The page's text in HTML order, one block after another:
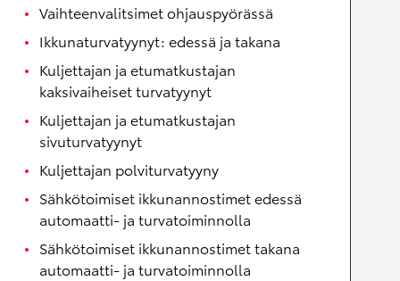
Vaihteenvalitsimet ohjauspyörässä
Ikkunaturvatyynyt: edessä ja takana
Kuljettajan ja etumatkustajan
kaksivaiheiset turvatyynyt
Kuljettajan ja etumatkustajan
sivuturvatyynyt
Kuljettajan polviturvatyyny
Sähkötoimiset ikkunannostimet edessä
automaatti- ja turvatoiminnolla
Sähkötoimiset ikkunannostimet takana
automaatti- ja turvatoiminnolla